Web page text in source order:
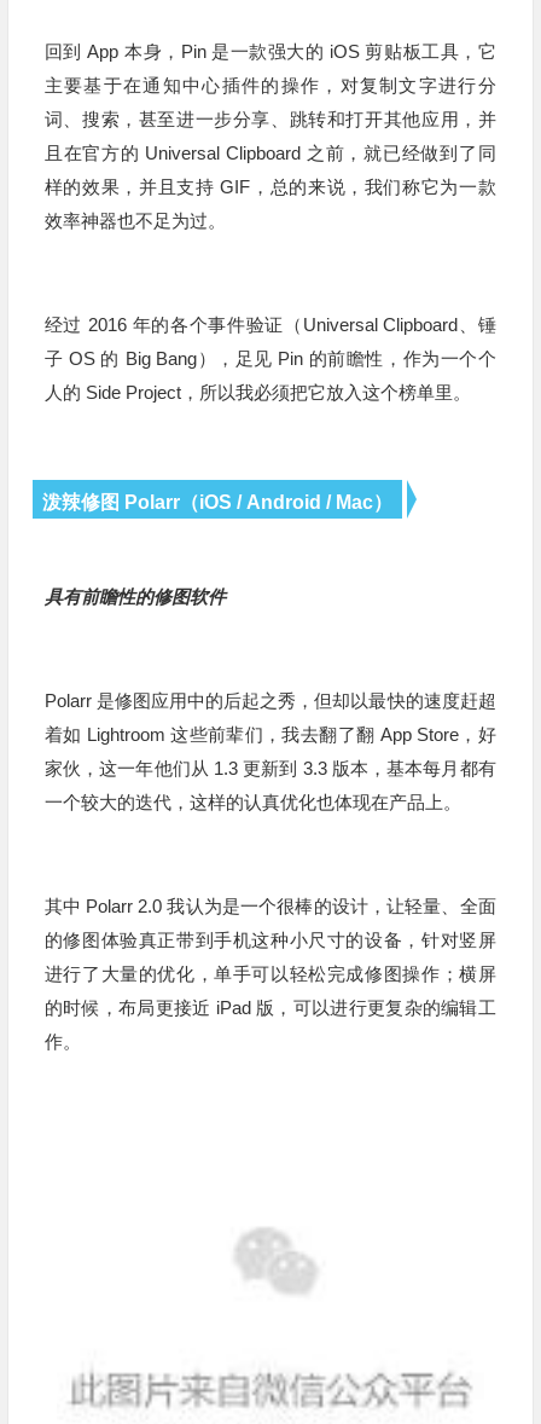
回到App 本身，Pin 是一款强大的 iOS 剪贴板工具，它
主要基于在通知中心插件的操作，对复制文字进行分
词、搜索，甚至进一步分享、跳转和打开其他应用，并
且在官方的 Universal Clipboard 之前，就已经做到了同
样的效果，并且支持 GIF，总的来说，我们称它为一款
效率神器也不足为过。
经过 2016 年的各个事件验证（Universal Clipboard、锤
子 OS 的 Big Bang），足见 Pin 的前瞻性，作为一个个
人的 Side Project，所以我必须把它放入这个榜单里。
泼辣修图 Polarr（iOS / Android / Mac）
具有前瞻性的修图软件
Polarr 是修图应用中的后起之秀，但却以最快的速度赶超
着如 Lightroom 这些前辈们，我去翻了翻 App Store，好
家伙，这一年他们从 1.3 更新到 3.3 版本，基本每月都有
一个较大的迭代，这样的认真优化也体现在产品上。
其中 Polarr 2.0 我认为是一个很棒的设计，让轻量、全面
的修图体验真正带到手机这种小尺寸的设备，针对竖屏
进行了大量的优化，单手可以轻松完成修图操作；横屏
的时候，布局更接近 iPad 版，可以进行更复杂的编辑工
作。